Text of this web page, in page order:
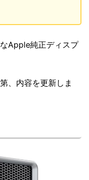
Apple純正ディスプ
、内容を更新しま